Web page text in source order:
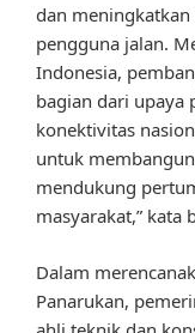
dan
pengguna jalan.
Indonesia,
bagian dari upaya
konektivitas
untuk
mendukung
masyarakat,” kata
Dalam
Panarukan,